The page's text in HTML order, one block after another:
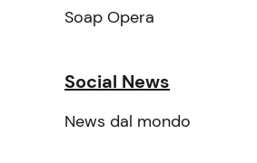
Soap Opera
Social News
News dal mondo